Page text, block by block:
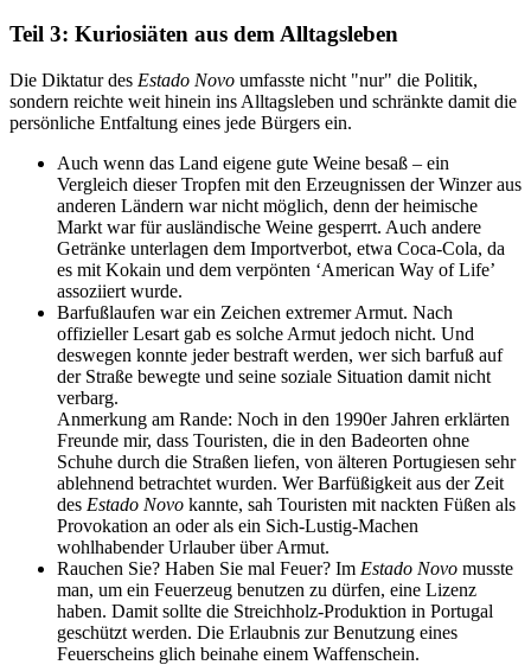
Teil 3: Kuriosiäten aus dem Alltagsleben
Die Diktatur des Estado Novo umfasste nicht "nur" die Politik,
sondern reichte weit hinein ins Alltagsleben und schränkte damit die
persönliche Entfaltung eines jede Bürgers ein.
Auch wenn das Land eigene gute Weine besaß – ein
Vergleich dieser Tropfen mit den Erzeugnissen der Winzer aus
anderen Ländern war nicht möglich, denn der heimische
Markt war für ausländische Weine gesperrt. Auch andere
Getränke unterlagen dem Importverbot, etwa Coca-Cola, da
es mit Kokain und dem verpönten ‘American Way of Life’
assoziiert wurde.
Barfußlaufen war ein Zeichen extremer Armut. Nach
offizieller Lesart gab es solche Armut jedoch nicht. Und
deswegen konnte jeder bestraft werden, wer sich barfuß auf
der Straße bewegte und seine soziale Situation damit nicht
verbarg.
Anmerkung am Rande: Noch in den 1990er Jahren erklärten
Freunde mir, dass Touristen, die in den Badeorten ohne
Schuhe durch die Straßen liefen, von älteren Portugiesen sehr
ablehnend betrachtet wurden. Wer Barfüßigkeit aus der Zeit
des Estado Novo kannte, sah Touristen mit nackten Füßen als
Provokation an oder als ein Sich-Lustig-Machen
wohlhabender Urlauber über Armut.
Rauchen Sie? Haben Sie mal Feuer? Im Estado Novo musste
man, um ein Feuerzeug benutzen zu dürfen, eine Lizenz
haben. Damit sollte die Streichholz-Produktion in Portugal
geschützt werden. Die Erlaubnis zur Benutzung eines
Feuerscheins glich beinahe einem Waffenschein.